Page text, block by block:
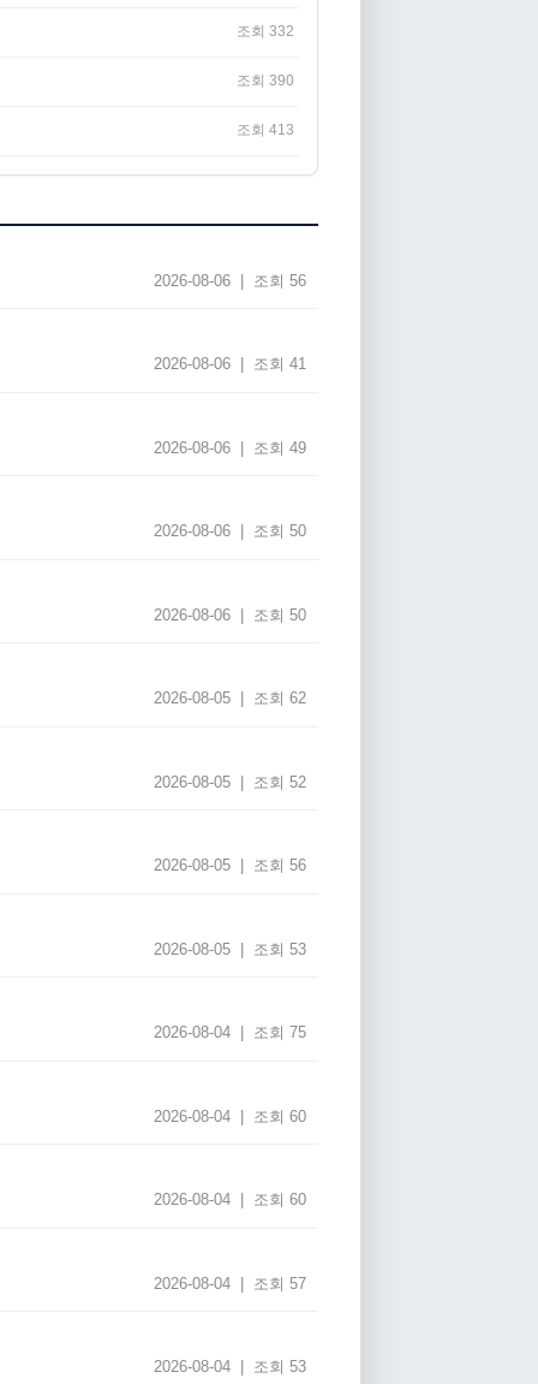
조회 332
조회 390
조회 413
2026-08-06 | 조회 56
2026-08-06 | 조회 41
2026-08-06 | 조회 49
2026-08-06 | 조회 50
2026-08-06 | 조회 50
2026-08-05 | 조회 62
2026-08-05 | 조회 52
2026-08-05 | 조회 56
2026-08-05 | 조회 53
2026-08-04 | 조회 75
2026-08-04 | 조회 60
2026-08-04 | 조회 60
2026-08-04 | 조회 57
2026-08-04 | 조회 53